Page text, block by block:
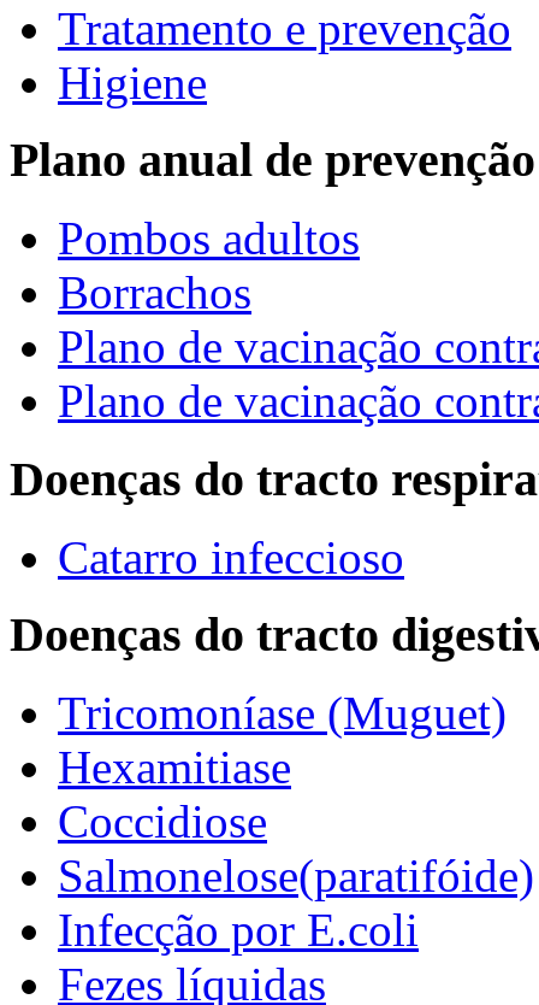
Tratamento e prevenção
Higiene
Plano anual de prevenção
Pombos adultos
Borrachos
Plano de vacinação
Plano de vacinação
Doenças do tracto
Catarro infeccioso
Doenças do tracto
Tricomoníase (Muguet)
Hexamitiase
Coccidiose
Salmonelose(paratifóide)
Infecção por E.coli
Fezes líquidas